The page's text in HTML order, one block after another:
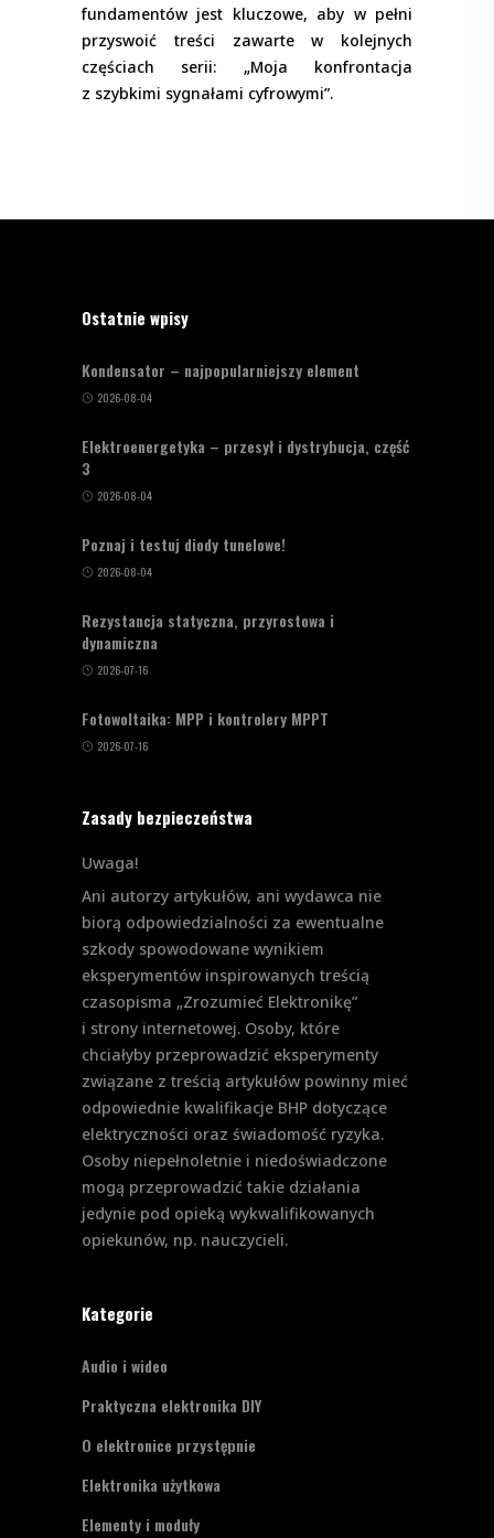
fundamentów jest kluczowe, aby w pełni
przyswoić treści zawarte w kolejnych
częściach serii: „Moja konfrontacja
z szybkimi sygnałami cyfrowymi”.
Ostatnie wpisy
Kondensator – najpopularniejszy element
2026-08-04
Elektroenergetyka – przesył i dystrybucja, część
3
2026-08-04
Poznaj i testuj diody tunelowe!
2026-08-04
Rezystancja statyczna, przyrostowa i
dynamiczna
2026-07-16
Fotowoltaika: MPP i kontrolery MPPT
2026-07-16
Zasady bezpieczeństwa
Uwaga!
Ani autorzy artykułów, ani wydawca nie
biorą odpowiedzialności za ewentualne
szkody spowodowane wynikiem
eksperymentów inspirowanych treścią
czasopisma „Zrozumieć Elektronikę”
i strony internetowej. Osoby, które
chciałyby przeprowadzić eksperymenty
związane z treścią artykułów powinny mieć
odpowiednie kwalifikacje BHP dotyczące
elektryczności oraz świadomość ryzyka.
Osoby niepełnoletnie i niedoświadczone
mogą przeprowadzić takie działania
jedynie pod opieką wykwalifikowanych
opiekunów, np. nauczycieli.
Kategorie
Audio i wideo
Praktyczna elektronika DIY
O elektronice przystępnie
Elektronika użytkowa
Elementy i moduły